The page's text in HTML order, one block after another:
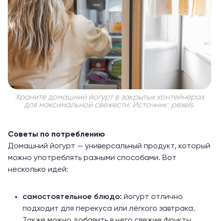
Храните домашний йогурт в закрытых контейнерах
для максимальной свежести. Источник: pexels
Советы по потреблению
Домашний йогурт — универсальный продукт, который
можно употреблять разными способами. Вот
несколько идей:
самостоятельное блюдо: йогурт отлично
подходит для перекуса или лёгкого завтрака.